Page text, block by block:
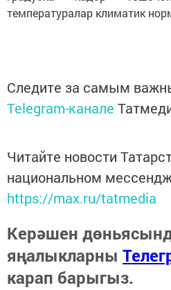
температуралар климатик
Следите за самым
Telegram-канале
Читайте новости
национальном
https://max.ru/tatmedia
Керәшен
яңалыкларны
карап барыгыз.